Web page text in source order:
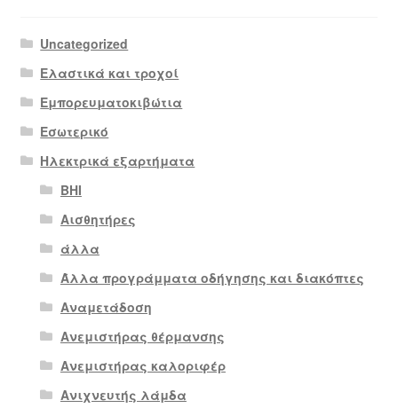
Uncategorized
Ελαστικά και τροχοί
Εμπορευματοκιβώτια
Εσωτερικό
Ηλεκτρικά εξαρτήματα
BHI
Αισθητήρες
άλλα
Άλλα προγράμματα οδήγησης και διακόπτες
Αναμετάδοση
Ανεμιστήρας θέρμανσης
Ανεμιστήρας καλοριφέρ
Ανιχνευτής λάμδα